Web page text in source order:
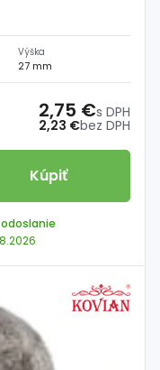
Výška
27 mm
2,23 €bez DPH
2,75 €s DPH
Kúpiť